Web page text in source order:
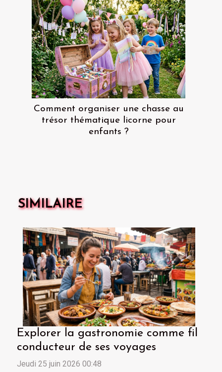
Comment organiser une chasse au
trésor thématique licorne pour
enfants ?
SIMILAIRE
Explorer la gastronomie comme fil
conducteur de ses voyages
Jeudi 25 juin 2026 00:48